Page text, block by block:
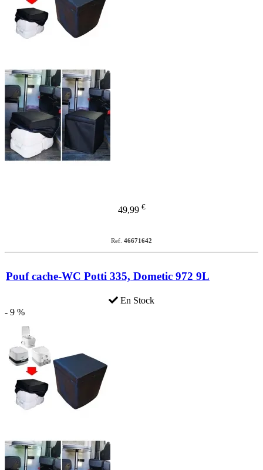
49,99 €
Ref. 46671642
Pouf cache-WC Potti 335, Dometic 972 9L
En Stock
- 9 %